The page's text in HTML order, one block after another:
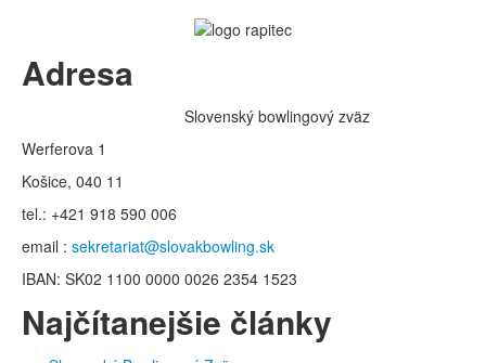
Adresa
Slovenský bowlingový zväz
Werferova 1
Košice, 040 11
tel.: +421 918 590 006
email : sekretariat@slovakbowling.sk
IBAN: SK02 1100 0000 0026 2354 1523
Najčítanejšie články